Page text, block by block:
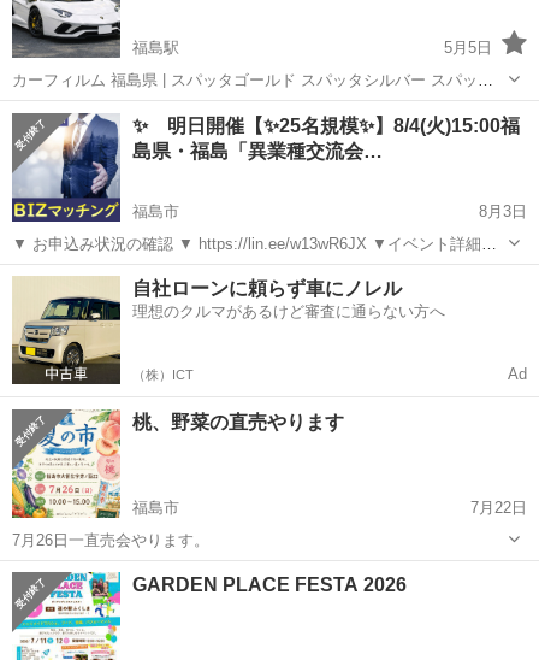
福島駅
5月5日
カーフィルム 福島県 | スパッタゴールド スパッタシルバー スパッタ
グリーン ゴーストオーロラフィルム シルフィード ウインコス スモー
クフィルム 車フィルム 安い 🚗【カーフィルム探してる方へ】車種入
力だけで一発検...
福島 福島市 福島駅 その他
✨ 明日開催【✨25名規模✨】8/4(火)15:00福
島県・福島「異業種交流会…
福島市
8月3日
▼ お申込み状況の確認 ▼ https://lin.ee/w13wR6JX ▼イベント詳細は
コチラ▼ https://enjoyjp.jp/bzeast/fukushimab/
◆◇━━━━━━━━━━━━━...
福島 福島市 その他
自社ローンに頼らず車にノレル
理想のクルマがあるけど審査に通らない方へ
（株）ICT Ad
桃、野菜の直売やります
福島市
7月22日
7月26日一直売会やります。
福島 福島市
GARDEN PLACE FESTA 2026